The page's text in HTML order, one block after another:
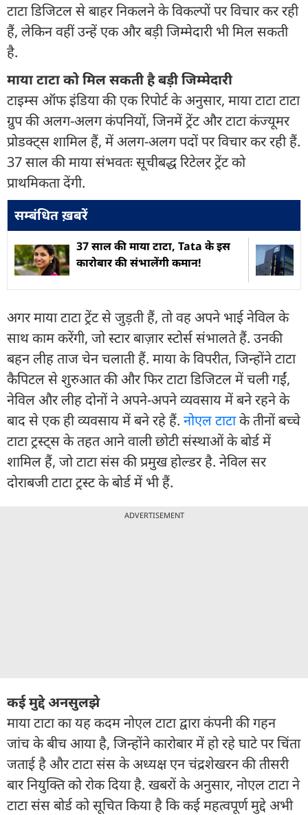
टाटा डिजिटल से बाहर निकलने के विकल्पों पर विचार कर रही
हैं, लेकिन वहीं उन्‍हें एक और बड़ी जिम्‍मेदारी भी मिल सकती
है.
माया टाटा को मिल सकती है बड़ी जिम्‍मेदारी
टाइम्स ऑफ इंडिया की एक रिपोर्ट के अनुसार, माया टाटा टाटा
ग्रुप की अलग-अलग कंपनियों, जिनमें ट्रेंट और टाटा कंज्यूमर
प्रोडक्ट्स शामिल हैं, में अलग-अलग पदों पर विचार कर रही हैं.
37 साल की माया संभवतः सूचीबद्ध रिटेलर ट्रेंट को
प्राथमिकता देंगी.
सम्बंधित ख़बरें
37 साल की माया टाटा, Tata के इस
कारोबार की संभालेंगी कमान!
अगर माया टाटा ट्रेंट से जुड़ती हैं, तो वह अपने भाई नेविल के
साथ काम करेंगी, जो स्टार बाज़ार स्टोर्स संभालते हैं. उनकी
बहन लीह ताज चेन चलाती हैं. माया के विपरीत, जिन्होंने टाटा
कैपिटल से शुरुआत की और फिर टाटा डिजिटल में चली गईं,
नेविल और लीह दोनों ने अपने-अपने व्यवसाय में बने रहने के
बाद से एक ही व्यवसाय में बने रहे हैं. नोएल टाटाके तीनों बच्चे
टाटा ट्रस्ट्स के तहत आने वाली छोटी संस्थाओं के बोर्ड में
शामिल हैं, जो टाटा संस की प्रमुख होल्‍डर है. नेविल सर
दोराबजी टाटा ट्रस्ट के बोर्ड में भी हैं.
ADVERTISEMENT
कई मुद्दे अनसुलझे
माया टाटा का यह कदम नोएल टाटा द्वारा कंपनी की गहन
जांच के बीच आया है, जिन्होंने कारोबार में हो रहे घाटे पर चिंता
जताई है और टाटा संस के अध्यक्ष एन चंद्रशेखरन की तीसरी
बार नियुक्ति को रोक दिया है. खबरों के अनुसार, नोएल टाटा ने
टाटा संस बोर्ड को सूचित किया है कि कई महत्वपूर्ण मुद्दे अभी